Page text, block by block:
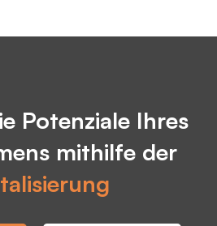
Potenziale Ihres
mithilfe der